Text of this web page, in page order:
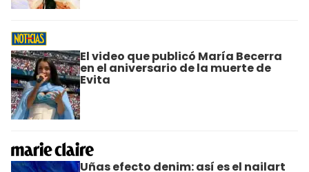
El video que publicó María Becerra
en el aniversario de la muerte de
Evita
Uñas efecto denim: así es el nailart